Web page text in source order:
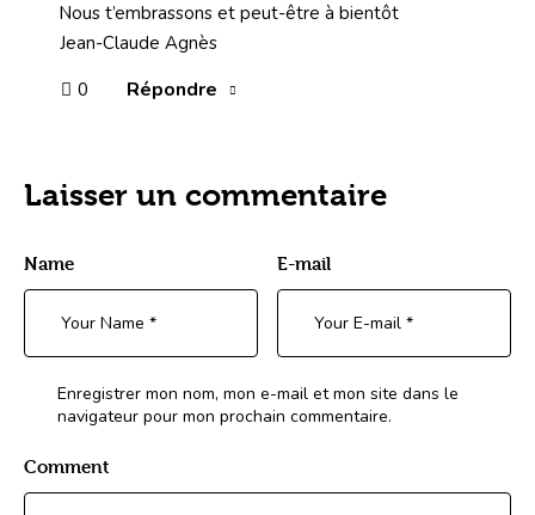
Nous t’embrassons et peut-être à bientôt
Jean-Claude Agnès
0
Répondre
Laisser un commentaire
Name E-mail
Enregistrer mon nom, mon e-mail et mon site dans le
navigateur pour mon prochain commentaire.
Comment